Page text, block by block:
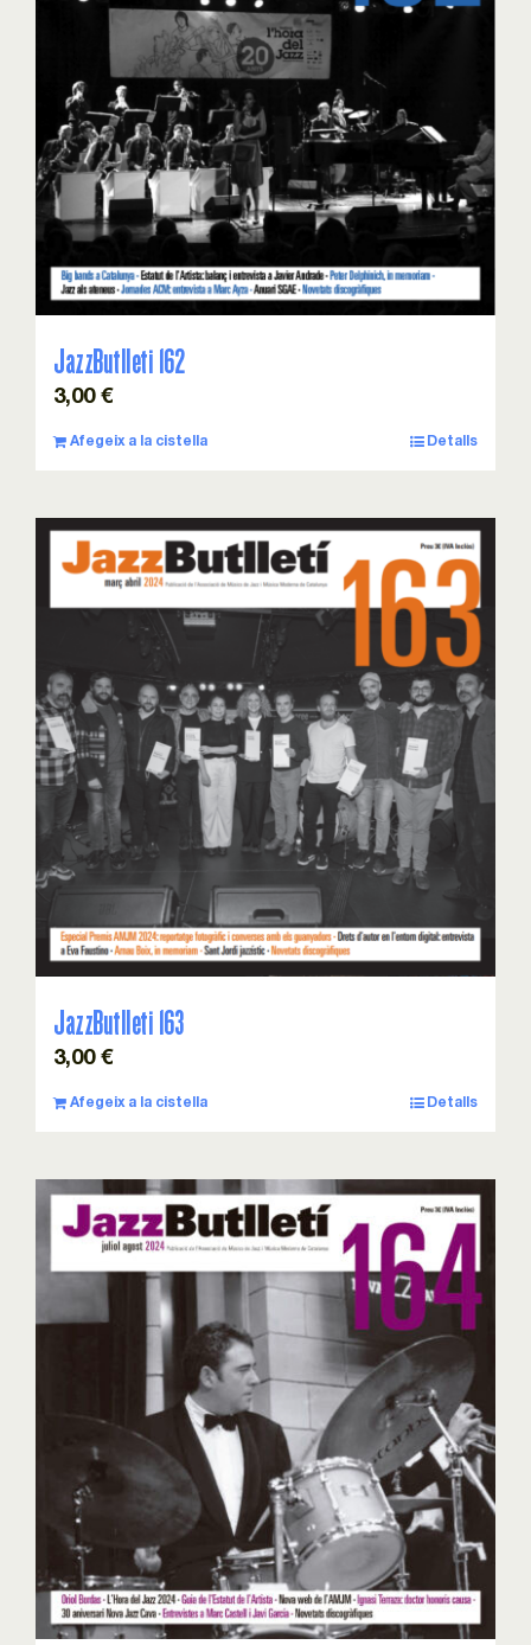
Col·laboracions
Sostenibilitat
JazzButlleti 162
3,00 €
Afegeix a la cistella Detalls
JazzButlleti 163
3,00 €
Afegeix a la cistella Detalls